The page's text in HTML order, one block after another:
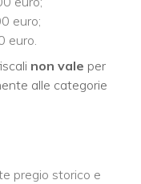
euro;
euro.
non vale per
alle categorie
pregio storico e